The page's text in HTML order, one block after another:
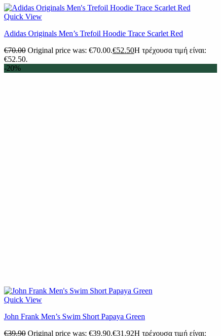
Quick View
Adidas Originals Men’s Trefoil Hoodie Trace Scarlet Red
€70.00 Original price was: €70.00.€52.50Η τρέχουσα τιμή είναι:
€52.50.
-20%
Quick View
John Frank Men’s Swim Short Papaya Green
€39.90 Original price was: €39.90.€31.92Η τρέχουσα τιμή είναι: